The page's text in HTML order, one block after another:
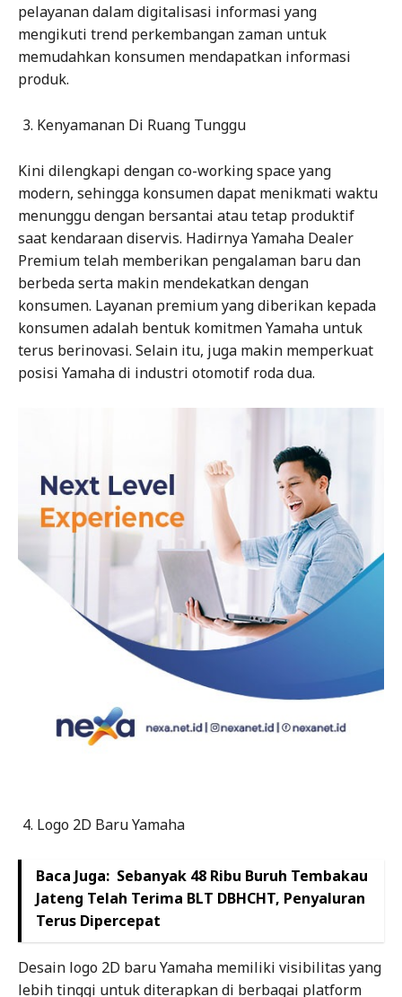
pelayanan dalam digitalisasi informasi yang
mengikuti trend perkembangan zaman untuk
memudahkan konsumen mendapatkan informasi
produk.
Kenyamanan Di Ruang Tunggu
Kini dilengkapi dengan co-working space yang
modern, sehingga konsumen dapat menikmati waktu
menunggu dengan bersantai atau tetap produktif
saat kendaraan diservis. Hadirnya Yamaha Dealer
Premium telah memberikan pengalaman baru dan
berbeda serta makin mendekatkan dengan
konsumen. Layanan premium yang diberikan kepada
konsumen adalah bentuk komitmen Yamaha untuk
terus berinovasi. Selain itu, juga makin memperkuat
posisi Yamaha di industri otomotif roda dua.
Logo 2D Baru Yamaha
Baca Juga: Sebanyak 48 Ribu Buruh Tembakau
Jateng Telah Terima BLT DBHCHT, Penyaluran
Terus Dipercepat
Desain logo 2D baru Yamaha memiliki visibilitas yang
lebih tinggi untuk diterapkan di berbagai platform